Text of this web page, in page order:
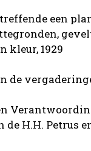
een
kleur, 1929
de
H.H. Petrus